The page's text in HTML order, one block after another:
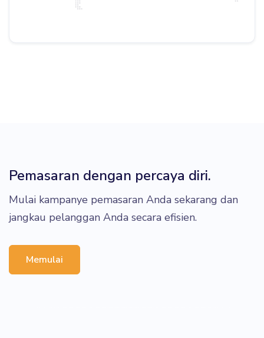
Pemasaran dengan percaya diri.
Mulai kampanye pemasaran Anda sekarang dan
jangkau pelanggan Anda secara efisien.
Memulai